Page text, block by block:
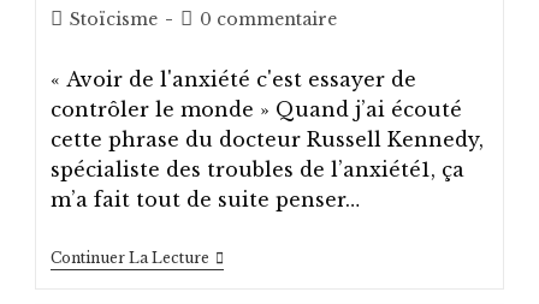
de
published:
PostStoïcisme
Post0 commentaire
« Avoir de l'anxiété c'est essayer de
contrôler le monde » Quand j’ai écouté
cette phrase du docteur Russell Kennedy,
spécialiste des troubles de l’anxiété1, ça
m’a fait tout de suite penser…
Continuer La Lecture [Stoïcisme]
Comment